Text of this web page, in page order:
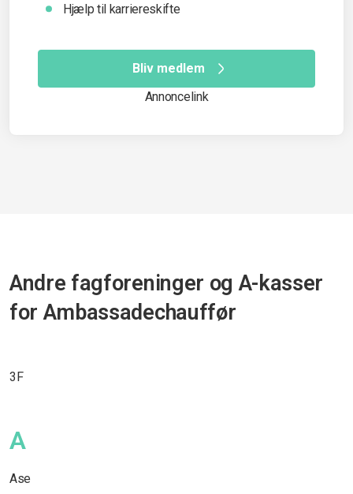
Hjælp til karriereskifte
Bliv medlem
Annoncelink
Andre fagforeninger og A-kasser
for Ambassadechauffør
3F
A
Ase